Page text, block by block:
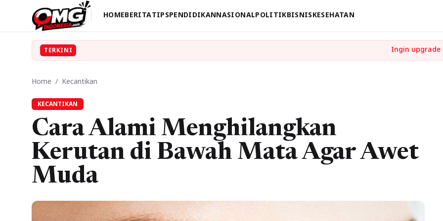
HOMEBERITATIPSPENDIDIKANNASIONALPOLITIKBISNISKESEHATAN
TERKINI
Home / Kecantikan
KECANTIKAN
Cara Alami Menghilangkan
Kerutan di Bawah Mata Agar Awet
Muda